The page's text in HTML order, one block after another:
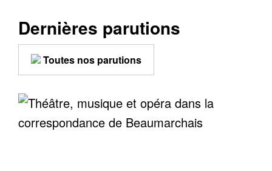
Dernières parutions
Toutes nos parutions